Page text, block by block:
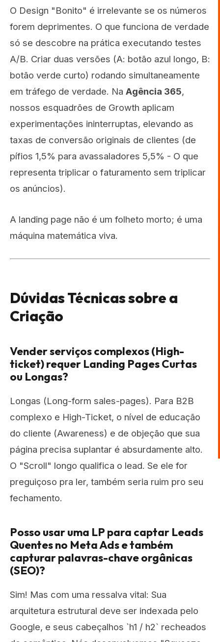
O Design "Bonito" é irrelevante se os números
forem deprimentes. O que funciona de verdade
só se descobre na prática executando testes
A/B. Criar duas versões (A: botão azul longo, B:
botão verde curto) rodando simultaneamente
em tráfego de verdade. Na Agência 365,
nossos esquadrões de Growth aplicam
experimentações ininterruptas, elevando as
taxas de conversão originais de clientes (de
pífios 1,5% para avassaladores 5,5% - O que
representa triplicar o faturamento sem triplicar
os anúncios).
A landing page não é um folheto morto; é uma
máquina matemática viva.
Dúvidas Técnicas sobre a
Criação
Vender serviços complexos (High-
ticket) requer Landing Pages Curtas
ou Longas?
Longas (Long-form sales-pages). Para B2B
complexo e High-Ticket, o nível de educação
do cliente (Awareness) e de objeção que sua
página precisa suplantar é absurdamente alto.
O "Scroll" longo qualifica o lead. Se ele for
preguiçoso pra ler, também seria ruim pro seu
fechamento.
Posso usar uma LP para captar Leads
Quentes no Meta Ads e também
capturar palavras-chave orgânicas
(SEO)?
Sim! Mas com uma ressalva vital: Sua
arquitetura estrutural deve ser indexada pelo
Google, e seus cabeçalhos `h1 / h2` recheados